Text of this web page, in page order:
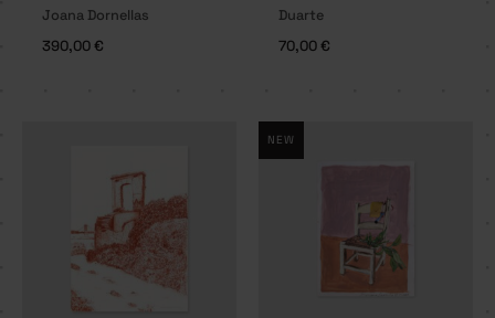
Joana Dornellas
390,00€
Duarte
70,00€
NEW